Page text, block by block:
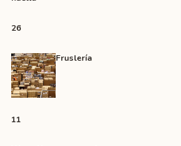
26
Fruslería
11